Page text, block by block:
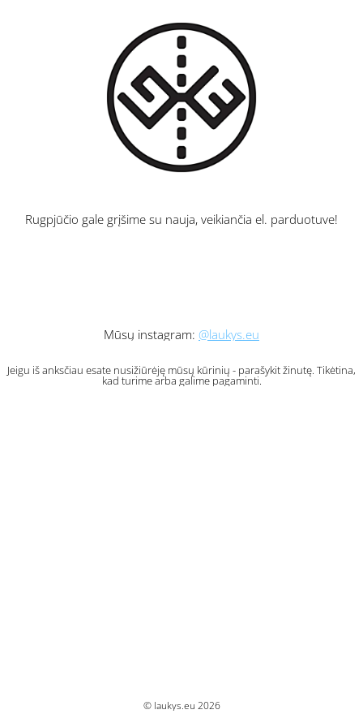
Rugpjūčio gale grįšime su nauja, veikiančia el. parduotuve!
Mūsų instagram: @laukys.eu
Jeigu iš anksčiau esate nusižiūrėję mūsų kūrinių - parašykit žinutę. Tikėtina,
kad turime arba galime pagaminti.
© laukys.eu 2026